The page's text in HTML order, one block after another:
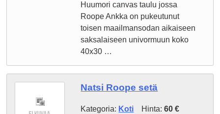
Huumori canvas taulu jossa
Roope Ankka on pukeutunut
toisen maailmansodan aikaiseen
saksalaiseen univormuun koko
40x30 …
Natsi Roope setä
Kategoria: Koti Hinta:60 €